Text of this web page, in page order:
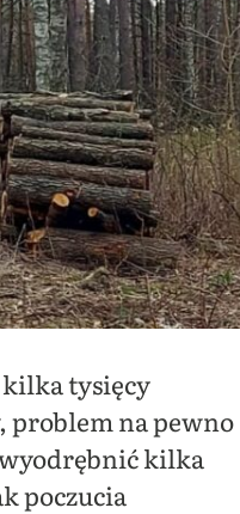
kilka tysięcy
problem na pewno
wyodrębnić kilka
poczucia